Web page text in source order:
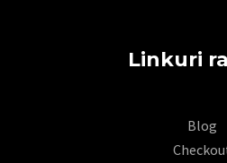
Linkuri
Blog